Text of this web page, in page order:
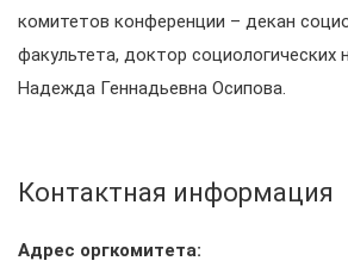
комитетов конференции – декан
факультета, доктор социологических
Надежда Геннадьевна Осипова.
Контактная информация
Адрес оргкомитета: